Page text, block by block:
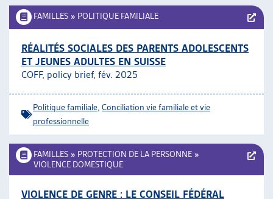
FAMILLES » POLITIQUE FAMILIALE
RÉALITÉS SOCIALES DES PARENTS ADOLESCENTS
ET JEUNES ADULTES EN SUISSE
COFF, policy brief, fév. 2025
Politique familiale Conciliation vie familiale et vie
professionnelle
FAMILLES » PROTECTION DE LA PERSONNE »
VIOLENCE DOMESTIQUE
VIOLENCE DE GENRE : LE CONSEIL FÉDÉRAL